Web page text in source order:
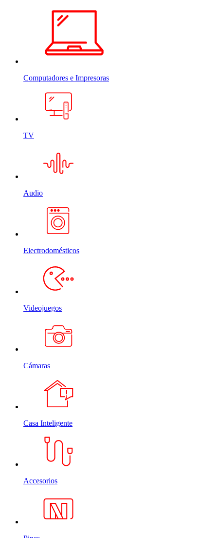
Computadores e Impresoras
TV
Audio
Electrodomésticos
Videojuegos
Cámaras
Casa Inteligente
Accesorios